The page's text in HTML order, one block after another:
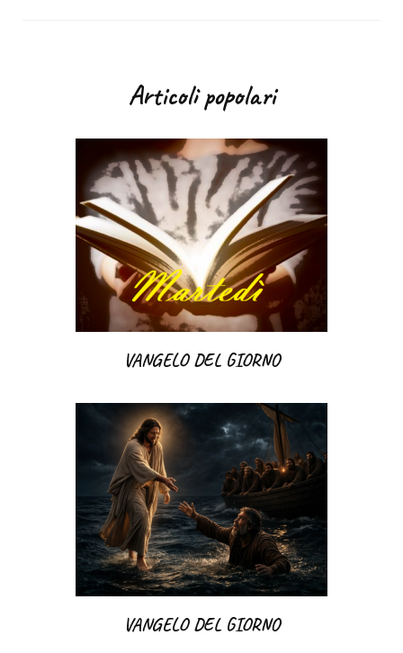
Articoli popolari
VANGELO DEL GIORNO
VANGELO DEL GIORNO